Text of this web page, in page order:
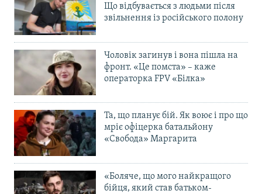
Що відбувається з людьми після
звільнення із російського полону
Чоловік загинув і вона пішла на
фронт. «Це помста» – каже
операторка FPV «Білка»
Та, що планує бій. Як воює і про що
мріє офіцерка батальйону
«Свобода» Маргарита
«Боляче, що мого найкращого
бійця, який став батьком-